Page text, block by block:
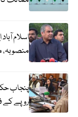
اسلام
منصوبہ،
روپے کے